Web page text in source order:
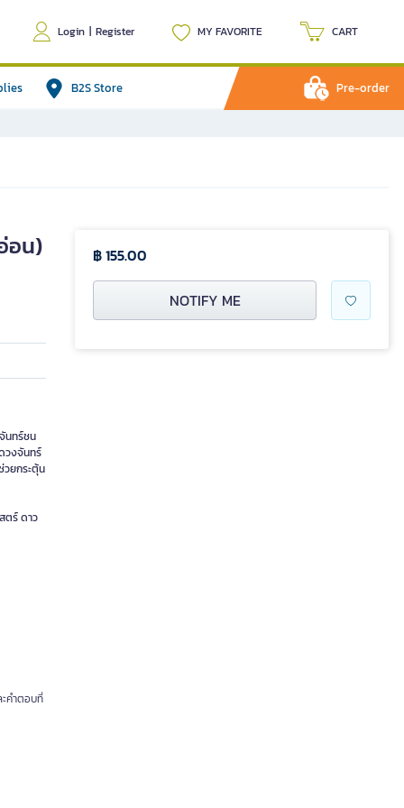
Login | Register MY FAVORITE CART
B2S Store Pre-order
อน)
นทร์ชน
วงจันทร์
วยกระตุ้น
ตร์ ดาว
คำตอบที่
฿ 155.00
NOTIFY ME